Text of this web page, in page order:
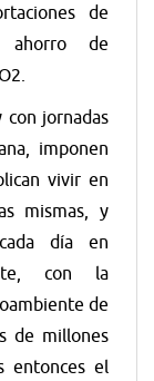
de
ahorro de
con jornadas
imponen
vivir en
mismas, y
día en
con la
de
de millones
entonces el